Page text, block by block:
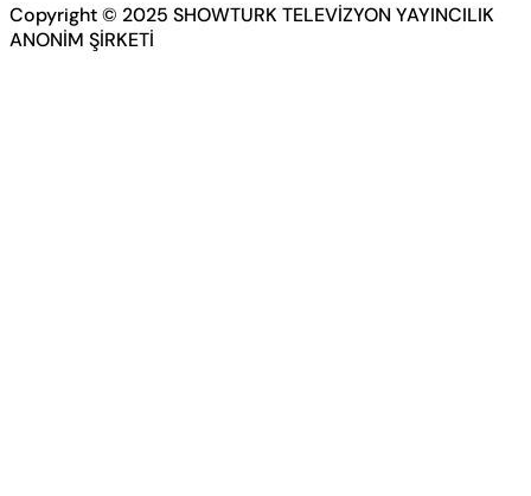
Copyright © 2025 SHOWTURK TELEVİZYON YAYINCILIK
ANONİM ŞİRKETİ